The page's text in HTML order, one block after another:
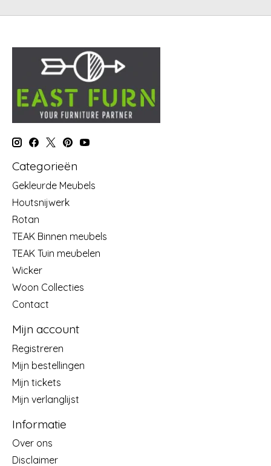
Categorieën
Gekleurde Meubels
Houtsnijwerk
Rotan
TEAK Binnen meubels
TEAK Tuin meubelen
Wicker
Woon Collecties
Contact
Mijn account
Registreren
Mijn bestellingen
Mijn tickets
Mijn verlanglijst
Informatie
Over ons
Disclaimer